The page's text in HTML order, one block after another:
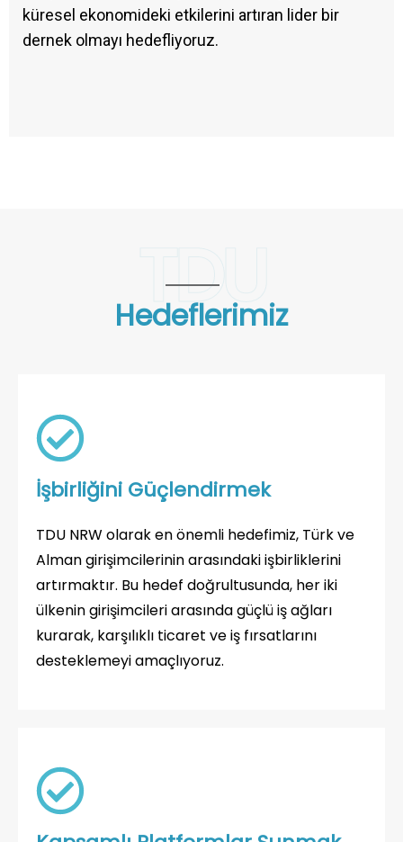
küresel ekonomideki etkilerini artıran lider bir
dernek olmayı hedefliyoruz.
TDU
Hedeflerimiz
İşbirliğini Güçlendirmek
TDU NRW olarak en önemli hedefimiz, Türk ve
Alman girişimcilerinin arasındaki işbirliklerini
artırmaktır. Bu hedef doğrultusunda, her iki
ülkenin girişimcileri arasında güçlü iş ağları
kurarak, karşılıklı ticaret ve iş fırsatlarını
desteklemeyi amaçlıyoruz.